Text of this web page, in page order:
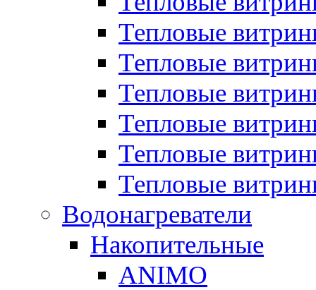
Тепловые
Тепловые
Тепловые
Тепловые
Тепловые
Тепловые
Водонагреватели
Накопительные
ANIMO